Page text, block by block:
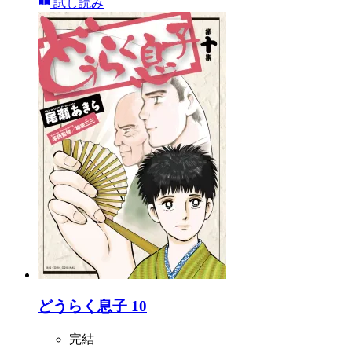
どうらく息子 10
完結